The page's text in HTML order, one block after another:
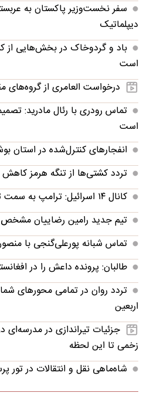
سفر نخست‌وزیر پاکستان به
دیپلماتیک
باد و گردوخاک در بخش‌هایی از
است
درخواست العامری از گروه‌های
تماس رودری با رئال مادرید:
است
انفجارهای کنترل‌شده در استان
تردد کشتی‌ها از تنگه هرمز کاهش
کانال ۱۴ اسرائیل: ترامپ به سمت توافق با ایران می‌رود
تیم جدید رامین رضاییان
تماس شبانه پورعلی‌گنجی با
طالبان: پرونده داعش را در
تردد روان در تمامی محورهای
اربعین
زخمی تا این لحظه
شاه‌ماهی نقل و انتقالات در تور